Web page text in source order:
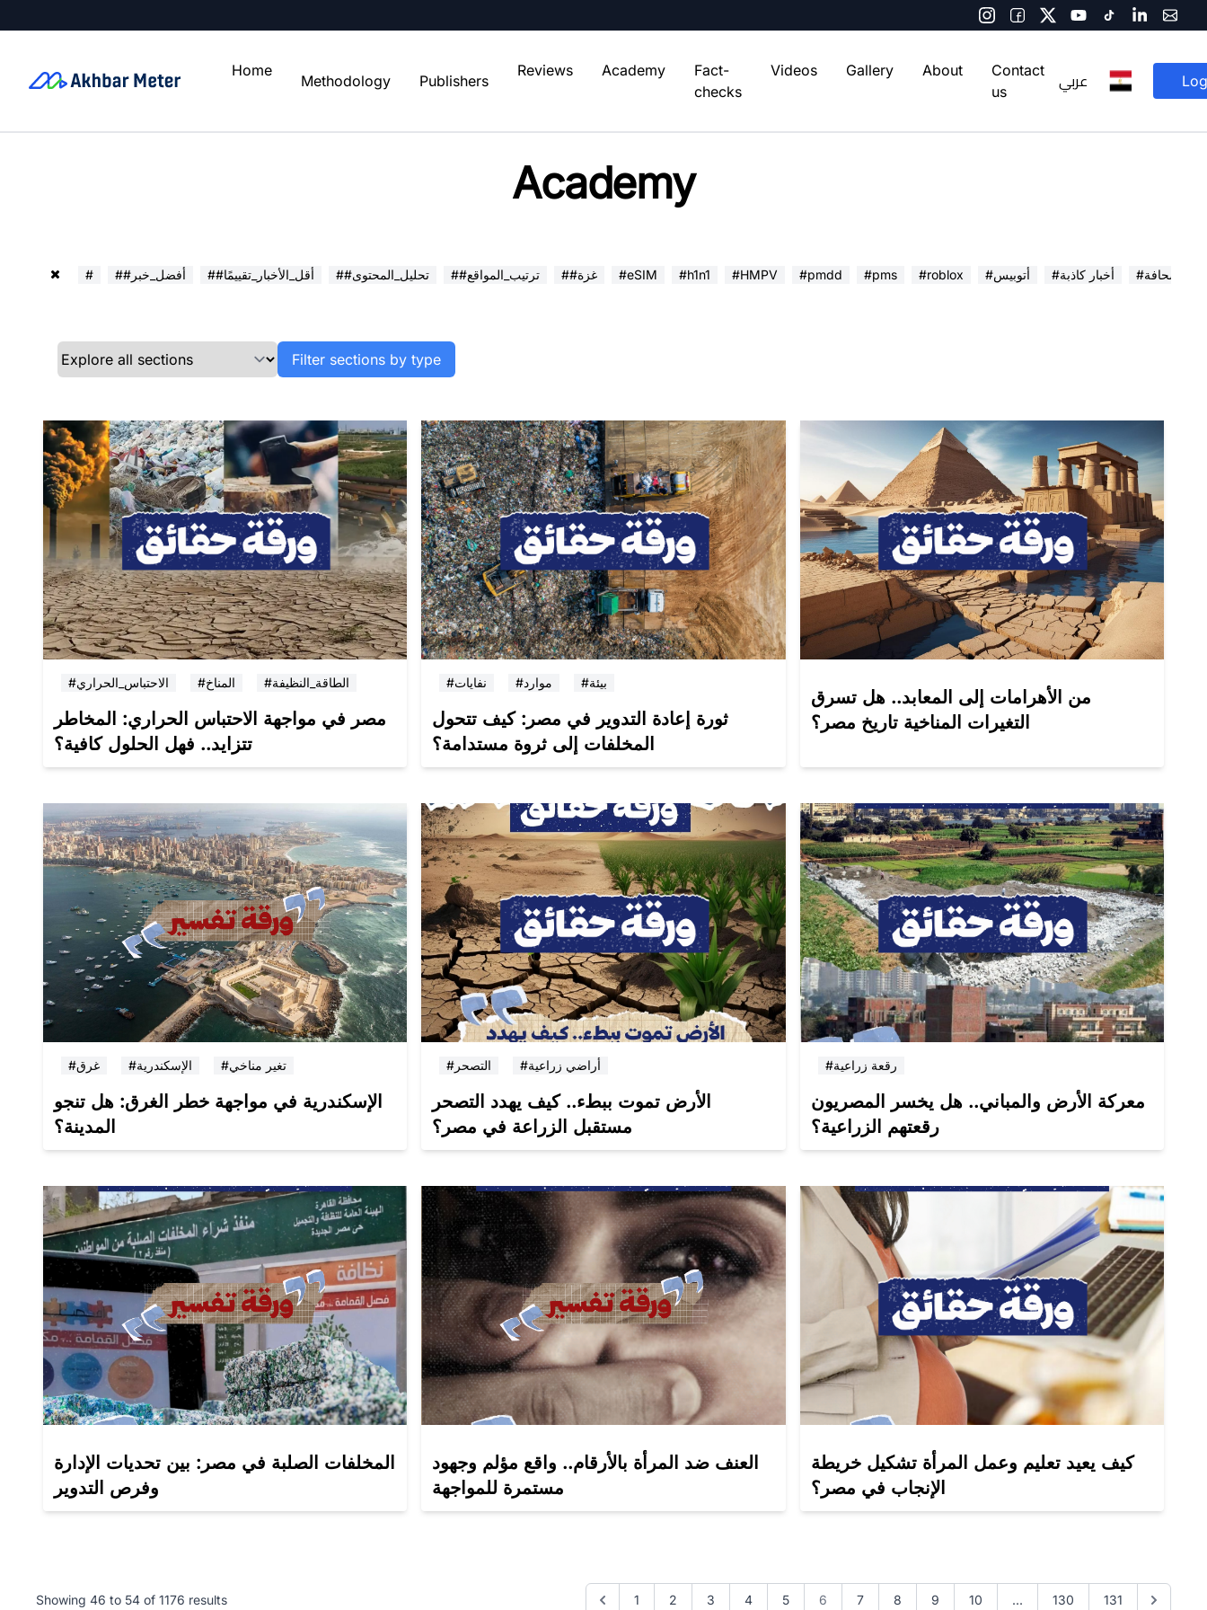
Home
Methodology Publishers
Reviews Academy
Fact-
checks
Videos Gallery About
Contact
us
عربي
Academy
# ##أفضل_خبر ##أقل_الأخبار_تقييمًا ##تحليل_المحتوى ##ترتيب_المواقع ##غزة #eSIM #h1n1 #HMPV #pmdd #pms #roblox #أتوبيس #أخبار كاذبة في الصحافة
Filter sections by type
#الاحتباس_الحراري #المناخ #الطاقة_النظيفة
مصر في مواجهة الاحتباس الحراري: المخاطر
تتزايد.. فهل الحلول كافية؟
#نفايات #موارد #بيئة
ثورة إعادة التدوير في مصر: كيف تتحول
المخلفات إلى ثروة مستدامة؟
من الأهرامات إلى المعابد.. هل تسرق
التغيرات المناخية تاريخ مصر؟
#غرق #الإسكندرية #تغير مناخي
الإسكندرية في مواجهة خطر الغرق: هل تنجو
المدينة؟
#التصحر #أراضي زراعية
الأرض تموت ببطء.. كيف يهدد التصحر
مستقبل الزراعة في مصر؟
#رقعة زراعية
معركة الأرض والمباني.. هل يخسر المصريون
رقعتهم الزراعية؟
المخلفات الصلبة في مصر: بين تحديات الإدارة
وفرص التدوير
العنف ضد المرأة بالأرقام.. واقع مؤلم وجهود
مستمرة للمواجهة
كيف يعيد تعليم وعمل المرأة تشكيل خريطة
الإنجاب في مصر؟
Showing 46 to 54 of 1176 results 1 2 3 4 5 6 7 8 9 10 ... 130 131